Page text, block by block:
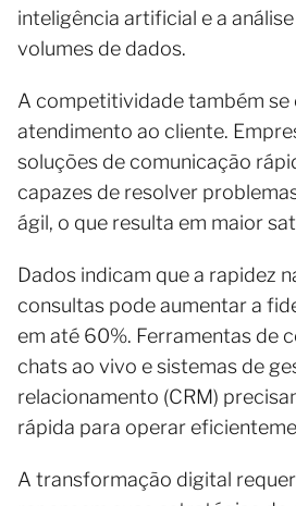
inteligência artificial e a
volumes de dados.
A competitividade também se
atendimento ao cliente.
soluções de comunicação
capazes de resolver
ágil, o que resulta em maior
Dados indicam que a rapidez
consultas pode aumentar a
em até 60%. Ferramentas de
chats ao vivo e sistemas de
relacionamento (CRM)
rápida para operar
A transformação digital